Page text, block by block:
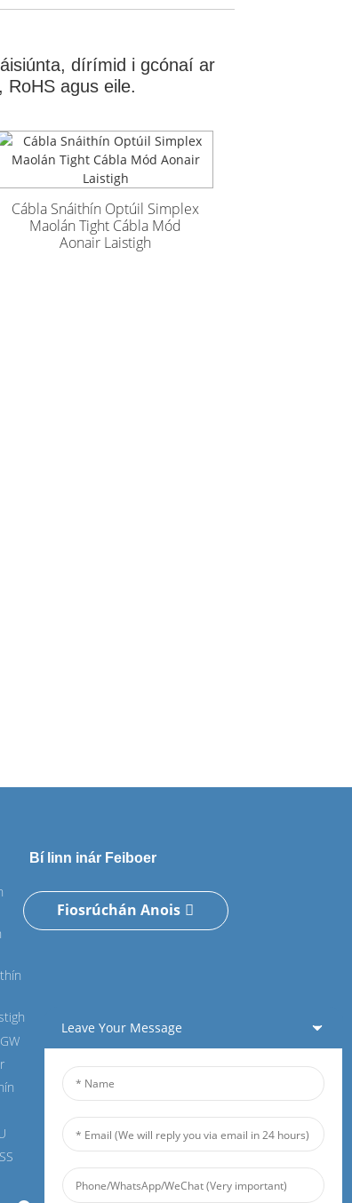
dírímid i gcónaí ar
agus eile.
Cábla Snáithín Optúil Simplex
Maolán Tight Cábla Mód
Aonair Laistigh
Bí linn inár Feiboer
Fiosrúchán Anois
Leave Your Message